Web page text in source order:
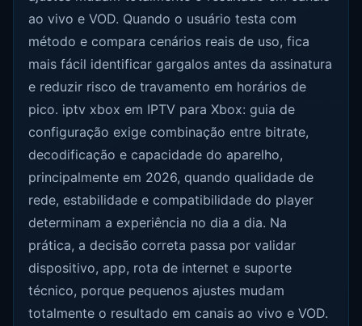
ao vivo e VOD. Quando o usuário testa com
método e compara cenários reais de uso, fica
mais fácil identificar gargalos antes da assinatura
e reduzir risco de travamento em horários de
pico. iptv xbox em IPTV para Xbox: guia de
configuração exige combinação entre bitrate,
decodificação e capacidade do aparelho,
principalmente em 2026, quando qualidade de
rede, estabilidade e compatibilidade do player
determinam a experiência no dia a dia. Na
prática, a decisão correta passa por validar
dispositivo, app, rota de internet e suporte
técnico, porque pequenos ajustes mudam
totalmente o resultado em canais ao vivo e VOD.